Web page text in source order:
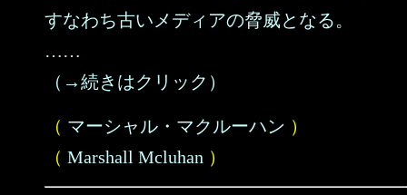
すなわち古いメディアの脅威となる。
……
（→続きはクリック）
（ マーシャル・マクルーハン ）
（ Marshall Mcluhan ）